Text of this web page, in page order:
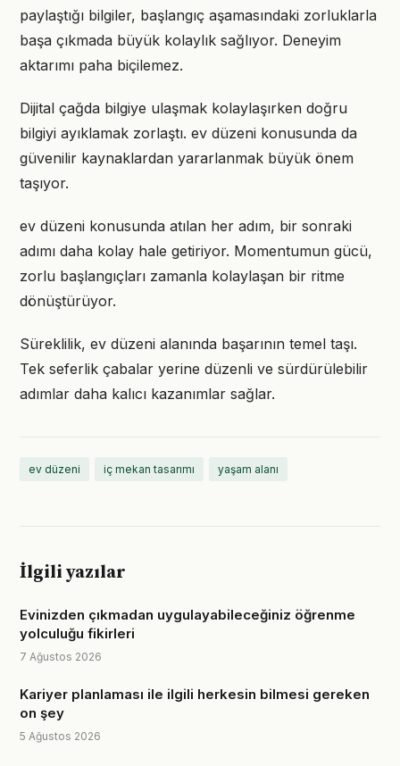
paylaştığı bilgiler, başlangıç aşamasındaki zorluklarla
başa çıkmada büyük kolaylık sağlıyor. Deneyim
aktarımı paha biçilemez.
Dijital çağda bilgiye ulaşmak kolaylaşırken doğru
bilgiyi ayıklamak zorlaştı. ev düzeni konusunda da
güvenilir kaynaklardan yararlanmak büyük önem
taşıyor.
ev düzeni konusunda atılan her adım, bir sonraki
adımı daha kolay hale getiriyor. Momentumun gücü,
zorlu başlangıçları zamanla kolaylaşan bir ritme
dönüştürüyor.
Süreklilik, ev düzeni alanında başarının temel taşı.
Tek seferlik çabalar yerine düzenli ve sürdürülebilir
adımlar daha kalıcı kazanımlar sağlar.
ev düzeni iç mekan tasarımı yaşam alanı
İlgili yazılar
Evinizden çıkmadan uygulayabileceğiniz öğrenme
yolculuğu fikirleri
7 Ağustos 2026
Kariyer planlaması ile ilgili herkesin bilmesi gereken
on şey
5 Ağustos 2026